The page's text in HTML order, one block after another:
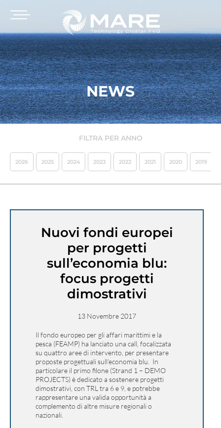
NEWS
FILTRA PER ANNO
2026 2025 2024 2023 2022 2021 2020 2019
Nuovi fondi europei
per progetti
sull’economia blu:
focus progetti
dimostrativi
13 Novembre 2017
Il fondo europeo per gli affari marittimi e la
pesca (FEAMP) ha lanciato una call, focalizzata
su quattro aree di intervento, per presentare
proposte progettuali sull’economia blu. In
particolare il primo filone (Strand 1 – DEMO
PROJECTS) è dedicato a sostenere progetti
dimostrativi, con TRL tra 6 e 9, e potrebbe
rappresentare una valida opportunità a
complemento di altre misure regionali o
nazionali.